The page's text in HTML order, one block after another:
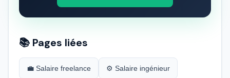
📚 Pages liées
💼 Salaire freelance ⚙️ Salaire ingénieur